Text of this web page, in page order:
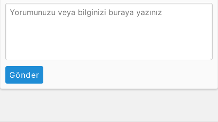
Gönder